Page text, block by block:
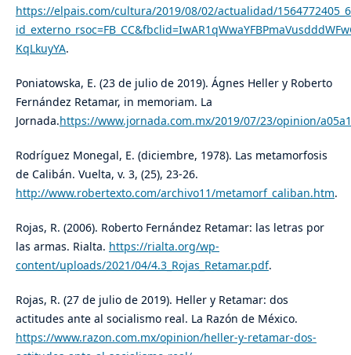
https://elpais.com/cultura/2019/08/02/actualidad/
KqLkuyYA.
Poniatowska, E. (23 de julio de 2019). Ágnes Heller y Roberto
Fernández Retamar, in memoriam. La
Jornada.https://www.jornada.com.mx/2019/07/23/opinion/
Rodríguez Monegal, E. (diciembre, 1978). Las metamorfosis
de Calibán. Vuelta, v. 3, (25), 23-26.
http://www.robertexto.com/archivo11/metamorf_caliban.htm.
Rojas, R. (2006). Roberto Fernández Retamar: las letras por
las armas. Rialta. https://rialta.org/wp-
content/uploads/2021/04/4.3_Rojas_Retamar.pdf.
Rojas, R. (27 de julio de 2019). Heller y Retamar: dos
actitudes ante al socialismo real. La Razón de México.
https://www.razon.com.mx/opinion/heller-y-retamar-dos-